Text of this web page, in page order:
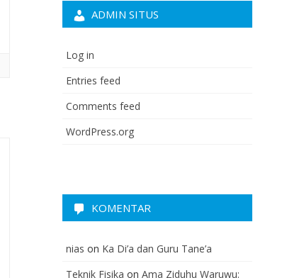
ADMIN SITUS
Log in
Entries feed
Comments feed
WordPress.org
KOMENTAR
nias on Ka Di’a dan Guru Tane’a
Teknik Fisika on Ama Ziduhu Waruwu: